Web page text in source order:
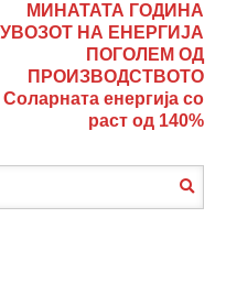
МИНАТАТА ГОДИНА
УВОЗОТ НА ЕНЕРГИЈА
ПОГОЛЕМ ОД
ПРОИЗВОДСТВОТО
Соларната енергија со
раст од 140%